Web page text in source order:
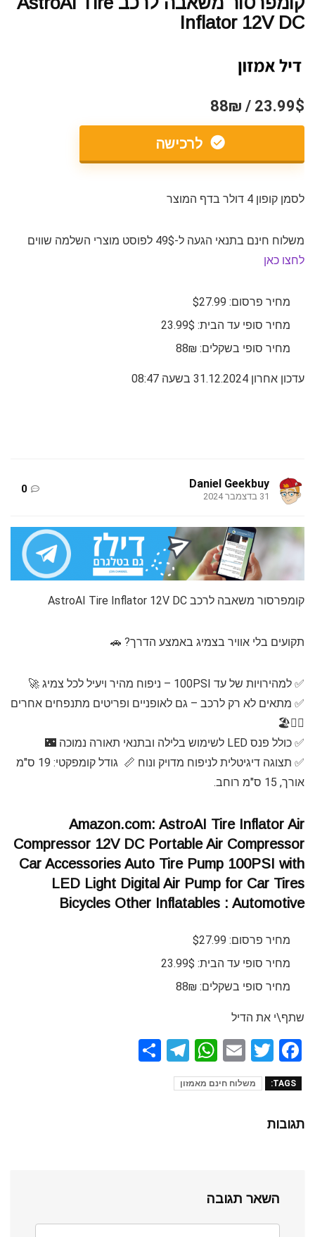
Inflator 12V DC
23.99$ / 88₪
לרכישה
לסמן קופון 4 דולר בדף המוצר
משלוח חינם בתנאי הגעה ל-49$ לפוסט מוצרי השלמה שווים
לחצו כאן
מחיר פרסום: $27.99
מחיר סופי עד הבית: 23.99$
מחיר סופי בשקלים: 88₪
עדכון אחרון 31.12.2024 בשעה 08:47
Daniel Geekbuy
31 בדצמבר 2024
0
קומפרסור משאבה לרכב AstroAI Tire Inflator 12V DC
תקועים בלי אוויר בצמיג באמצע הדרך? 🚗
✅ למהירויות של עד 100PSI – ניפוח מהיר ויעיל לכל צמיג 🚀
✅ מתאים לא רק לרכב – גם לאופניים ופריטים מתנפחים אחרים
🚴‍♂️🏖️
✅ כולל פנס LED לשימוש בלילה ובתנאי תאורה נמוכה 🌃
✅ תצוגה דיגיטלית לניפוח מדויק ונוח 📏 גודל קומפקטי: 19 ס"מ
אורך, 15 ס"מ רוחב.
Amazon.com: AstroAI Tire Inflator Air
Compressor 12V DC Portable Air Compressor
Car Accessories Auto Tire Pump 100PSI with
LED Light Digital Air Pump for Car Tires
Bicycles Other Inflatables : Automotive
מחיר פרסום: $27.99
מחיר סופי עד הבית: 23.99$
מחיר סופי בשקלים: 88₪
שתף\י את הדיל
F
a
ce
b
T
wi
tt
E
m
ail
W
h
at
T
TAGS: משלוח חינם מאמזון
תגובות
השאר תגובה